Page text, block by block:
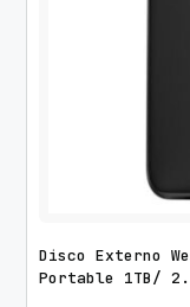
Disco Externo
Portable 1TB/